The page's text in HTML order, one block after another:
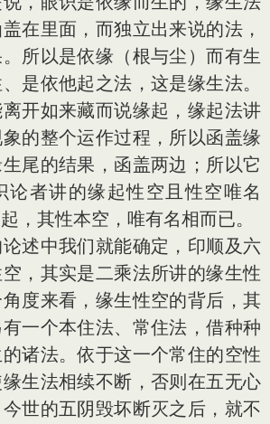
在里面，而独立出来说的法，
所以是依缘（根与尘）而有生
是依他起之法，这是缘生法。
开如来藏而说缘起，缘起法讲
的整个运作过程，所以函盖缘
尾的结果，函盖两边；所以它
论者讲的缘起性空且性空唯名
其性本空，唯有名相而已。
中我们就能确定，印顺及六
，其实是二乘法所讲的缘生性
度来看，缘生性空的背后，其
一个本住法、常住法，借种种
诸法。依于这一个常住的空性
生法相续不断，否则在五无心
世的五阴毁坏断灭之后，就不